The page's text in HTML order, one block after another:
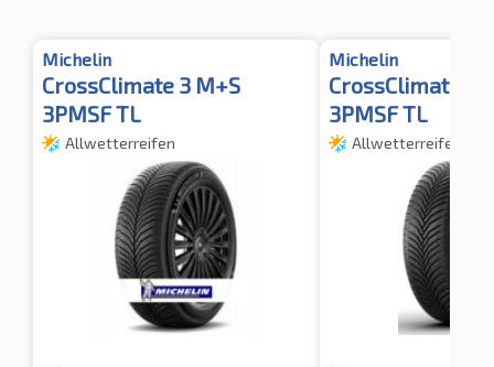
Michelin
CrossClimate 3 M+S
3PMSF TL
Allwetterreifen
Michelin
CrossClimate 2
3PMSF TL
Allwetterreifen